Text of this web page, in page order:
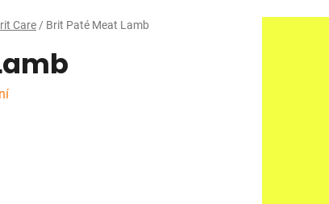
Care / Brit Paté Meat Lamb